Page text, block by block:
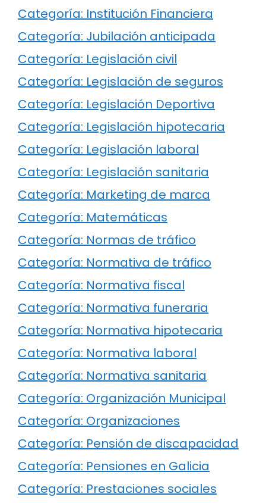
Categoría: Institución Financiera
Categoría: Jubilación anticipada
Categoría: Legislación civil
Categoría: Legislación de seguros
Categoría: Legislación Deportiva
Categoría: Legislación hipotecaria
Categoría: Legislación laboral
Categoría: Legislación sanitaria
Categoría: Marketing de marca
Categoría: Matemáticas
Categoría: Normas de tráfico
Categoría: Normativa de tráfico
Categoría: Normativa fiscal
Categoría: Normativa funeraria
Categoría: Normativa hipotecaria
Categoría: Normativa laboral
Categoría: Normativa sanitaria
Categoría: Organización Municipal
Categoría: Organizaciones
Categoría: Pensión de discapacidad
Categoría: Pensiones en Galicia
Categoría: Prestaciones sociales